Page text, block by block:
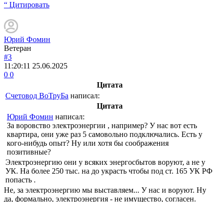
“ Цитировать
Юрий Фомин
Ветеран
#3
11:20:11 25.06.2025
0 0
Цитата
Счетовод ВоТруБа написал:
Цитата
Юрий Фомин написал:
За воровство электроэнергии , например? У нас вот есть
квартира, они уже раз 5 самовольно подключались. Есть у
кого-нибудь опыт? Ну или хотя бы соображения
позитивные?
Электроэнергию они у всяких энергосбытов воруют, а не у
УК. На более 250 тыс. на до украсть чтобы под ст. 165 УК РФ
попасть .
Не, за электроэнергию мы выставляем... У нас и воруют. Ну
да, формально, электроэнергия - не имущество, согласен.